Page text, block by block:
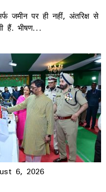
जमीन पर ही नहीं, अंतरिक्ष से
हैं. भीषण…
6, 2026